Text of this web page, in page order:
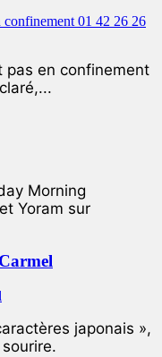
pas en confinement
Morning
Yoram sur
japonais »,